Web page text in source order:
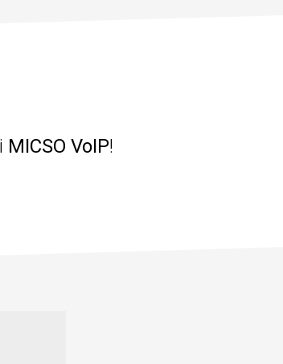
MICSO VoIP!